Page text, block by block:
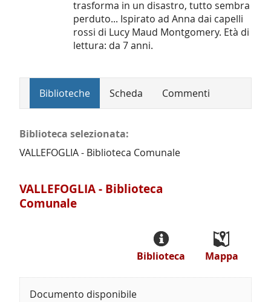
trasforma in un disastro, tutto sembra
perduto... Ispirato ad Anna dai capelli
rossi di Lucy Maud Montgomery. Età di
lettura: da 7 anni.
Biblioteche Scheda Commenti
Biblioteca selezionata:
VALLEFOGLIA - Biblioteca Comunale
VALLEFOGLIA - Biblioteca
Comunale
Mappa
Biblioteca
Documento disponibile